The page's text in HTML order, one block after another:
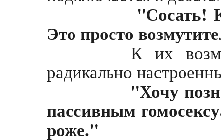
"Сосать!
Это просто
К их
радикально
"Хочу
пассивным
роже."